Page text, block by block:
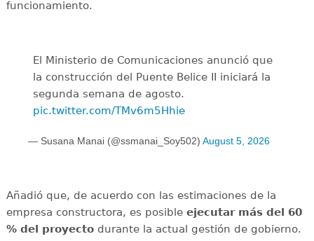
funcionamiento.
El Ministerio de Comunicaciones anunció que
la construcción del Puente Belice II iniciará la
segunda semana de agosto.
pic.twitter.com/TMv6m5Hhie
— Susana Manai (@ssmanai_Soy502) August 5, 2026
Añadió que, de acuerdo con las estimaciones de la
empresa constructora, es posible ejecutar más del 60
% del proyectodurante la actual gestión de gobierno.